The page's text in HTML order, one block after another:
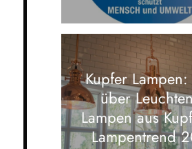
Kupfer
über
Lampen aus
Lampentrend